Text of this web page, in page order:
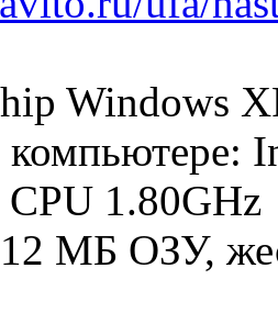
Windows
компьютере:
1.80GHz
МБ ОЗУ,